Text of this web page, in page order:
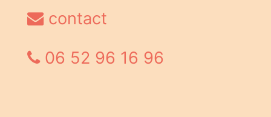
contact
06 52 96 16 96